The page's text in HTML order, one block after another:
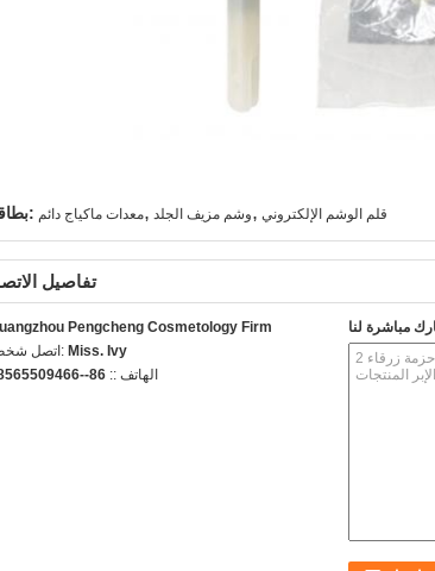
بطاقة: معدات ماكياج دائم, وشم مزيف الجلد, قلم الوشم الإلكتروني
تفاصيل
Pengcheng Cosmetology Firm
اتصل شخص: Miss. Ivy
الهاتف :: 86--18565509466
مباشرة لنا